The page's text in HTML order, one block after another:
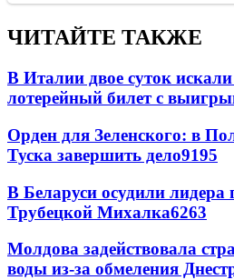
ЧИТАЙТЕ ТАКЖЕ
В Италии двое суток
лотерейный билет с
Орден для Зеленского: в
Туска завершить дело9195
В Беларуси осудили
Трубецкой Михалка6263
Молдова задействовала
воды из-за обмеления